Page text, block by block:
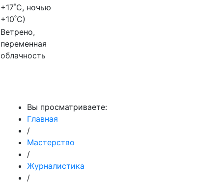
+17˚C, ночью
+10˚C)
Ветрено,
переменная
облачность
Вы просматриваете:
Главная
/
Мастерство
/
Журналистика
/